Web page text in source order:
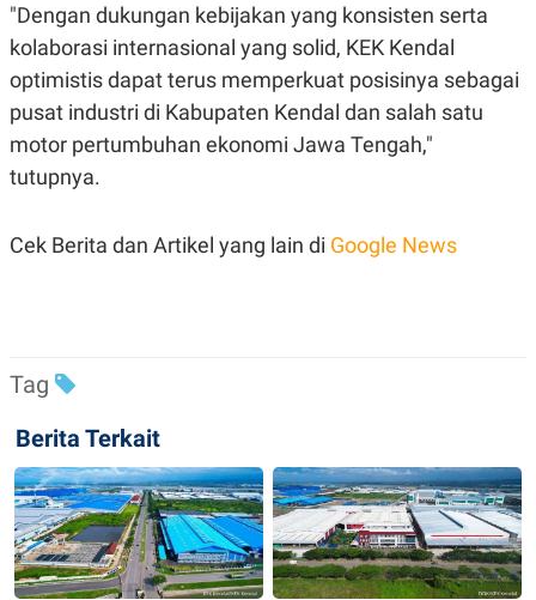
E
R
R
T
I
S
I
N
G
D
I
SITEMAPPROFILE
USE
PEDOMAN
PEMBERITAAN
SIBER
PRIVACY
POLICY
"Dengan dukungan kebijakan yang konsisten serta
kolaborasi internasional yang solid, KEK Kendal
optimistis dapat terus memperkuat posisinya sebagai
pusat industri di Kabupaten Kendal dan salah satu
motor pertumbuhan ekonomi Jawa Tengah,"
tutupnya.
Cek Berita dan Artikel yang lain di Google News
Tag
Berita Terkait